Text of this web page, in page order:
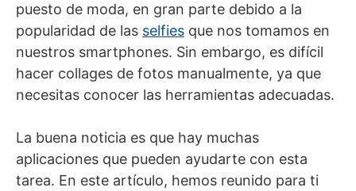
puesto de moda, en gran parte debido a la
popularidad de las selfies que nos tomamos en
nuestros smartphones. Sin embargo, es difícil
hacer collages de fotos manualmente, ya que
necesitas conocer las herramientas adecuadas.
La buena noticia es que hay muchas
aplicaciones que pueden ayudarte con esta
tarea. En este artículo, hemos reunido para ti